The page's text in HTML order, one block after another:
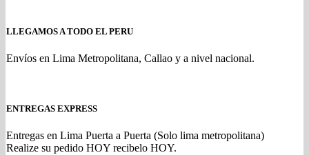
LLEGAMOS A TODO EL PERU
Envíos en Lima Metropolitana, Callao y a nivel nacional.
ENTREGAS EXPRESS
Entregas en Lima Puerta a Puerta (Solo lima metropolitana)
Realize su pedido HOY recibelo HOY.